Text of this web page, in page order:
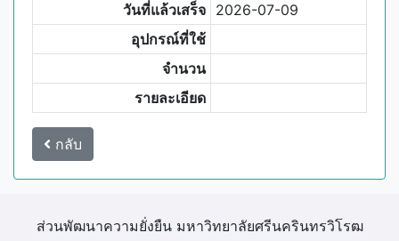
วันที่แล้วเสร็จ 2026-07-09
อุปกรณ์ที่ใช้
จำนวน
รายละเอียด
กลับ
ส่วนพัฒนาความยั่งยืน มหาวิทยาลัยศรีนครินทรวิโรฒ